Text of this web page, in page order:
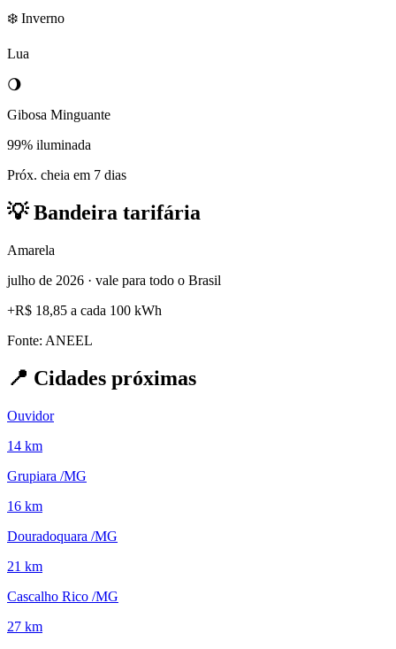
❄️ Inverno
Lua
🌖
Gibosa Minguante
99% iluminada
Próx. cheia em 7 dias
💡Bandeira tarifária
Amarela
julho de 2026 · vale para todo o Brasil
+R$ 18,85 a cada 100 kWh
Fonte: ANEEL
📍 Cidades próximas
Ouvidor
14 km
Grupiara /MG
16 km
Douradoquara /MG
21 km
Cascalho Rico /MG
27 km